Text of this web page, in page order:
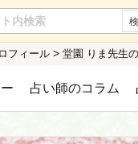
フィール > 堂園 りま先生
占い師のコラム